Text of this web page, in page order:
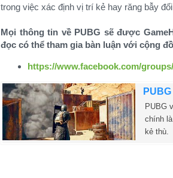
trong việc xác định vị trí kẻ hay răng bẫy
Mọi thông tin về PUBG sẽ được
đọc có thể tham gia bàn luận với cộng
https://www.facebook.com/
PUBG
chính
kẻ thù.